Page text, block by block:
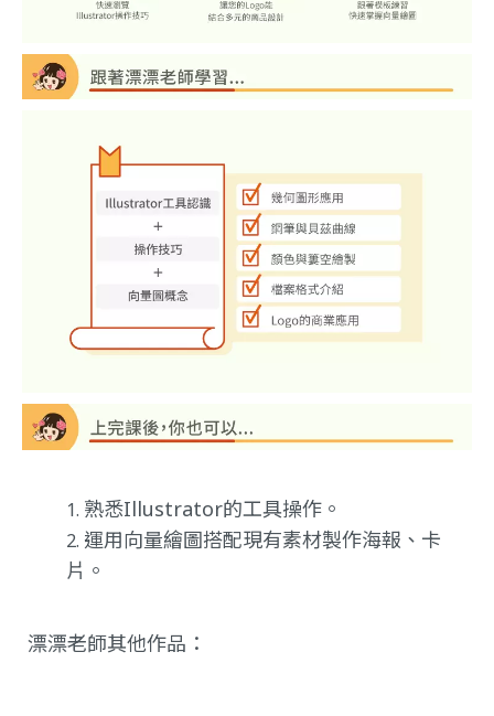
熟悉Illustrator的工具操作。
運用向量繪圖搭配現有素材製作海報、卡
片。
漂漂老師其他作品：